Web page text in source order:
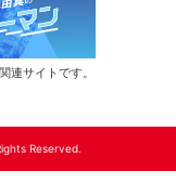
連サイトです。
Reserved.